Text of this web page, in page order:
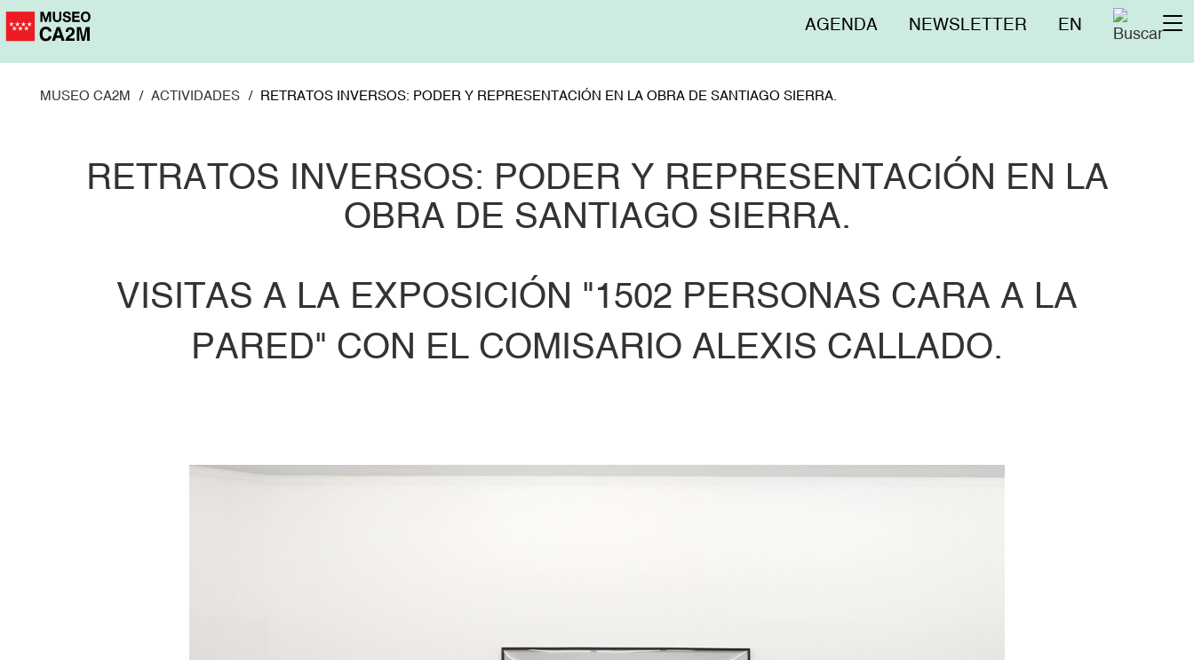
Pasar
Menú
AGENDA NEWSLETTER EN
MUSEO CA2M ACTIVIDADES RETRATOS INVERSOS: PODER Y REPRESENTACIÓN EN LA OBRA DE SANTIAGO SIERRA.
RETRATOS INVERSOS: PODER Y REPRESENTACIÓN EN LA
OBRA DE SANTIAGO SIERRA.
VISITAS A LA EXPOSICIÓN "1502 PERSONAS CARA A LA
PARED" CON EL COMISARIO ALEXIS CALLADO.